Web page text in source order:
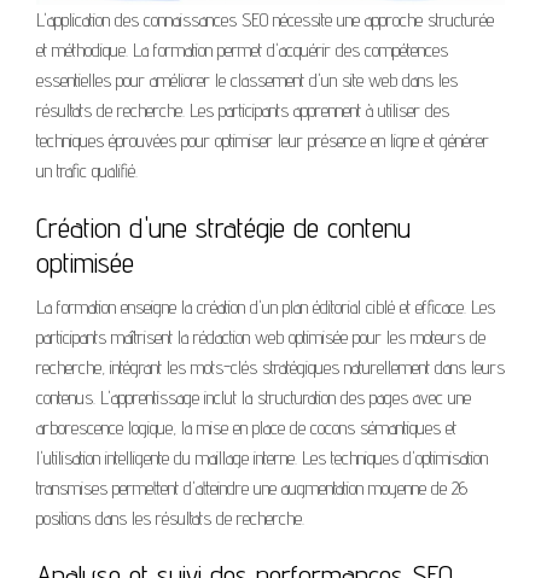
L'application des connaissances SEO nécessite une approche structurée
et méthodique. La formation permet d'acquérir des compétences
essentielles pour améliorer le classement d'un site web dans les
résultats de recherche. Les participants apprennent à utiliser des
techniques éprouvées pour optimiser leur présence en ligne et générer
un trafic qualifié.
Création d'une stratégie de contenu
optimisée
La formation enseigne la création d'un plan éditorial ciblé et efficace. Les
participants maîtrisent la rédaction web optimisée pour les moteurs de
recherche, intégrant les mots-clés stratégiques naturellement dans leurs
contenus. L'apprentissage inclut la structuration des pages avec une
arborescence logique, la mise en place de cocons sémantiques et
l'utilisation intelligente du maillage interne. Les techniques d'optimisation
transmises permettent d'atteindre une augmentation moyenne de 26
positions dans les résultats de recherche.